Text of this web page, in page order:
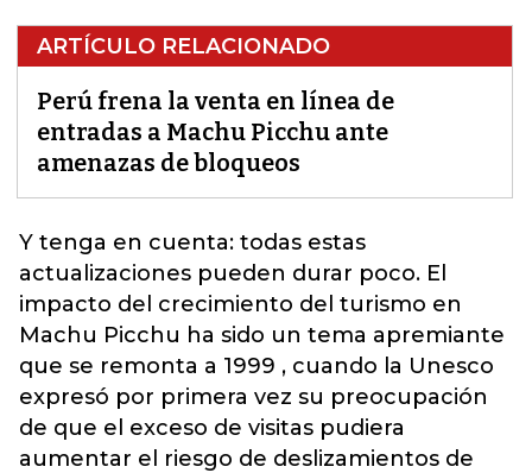
ARTÍCULO RELACIONADO
Perú frena la venta en línea de
entradas a Machu Picchu ante
amenazas de bloqueos
Y tenga en cuenta: todas estas
actualizaciones pueden durar poco. El
impacto del crecimiento del turismo en
Machu Picchu ha sido un tema apremiante
que se remonta a 1999 , cuando la Unesco
expresó por primera vez su preocupación
de que el exceso de visitas pudiera
aumentar el riesgo de deslizamientos de